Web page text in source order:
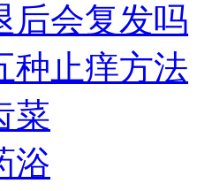
后会复发吗
种止痒方法
菜
浴